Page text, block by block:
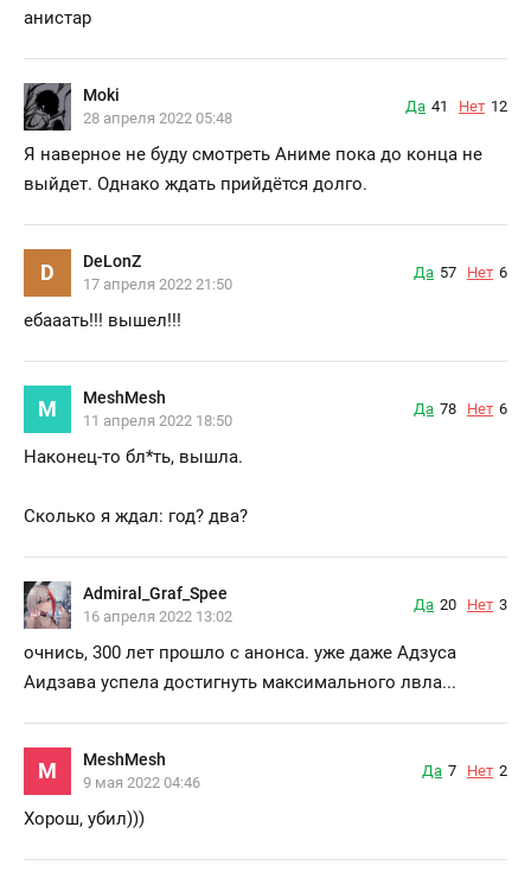
анистар
Moki
28 апреля 2022 05:48
Да 41 Нет 12
Я наверное не буду смотреть Аниме пока до конца не
выйдет. Однако ждать прийдётся долго.
D DeLonZ
17 апреля 2022 21:50
Да 57 Нет 6
eбааать!!! вышел!!!
M MeshMesh
11 апреля 2022 18:50
Да 78 Нет 6
Наконец-то бл*ть, вышла.
Сколько я ждал: год? два?
Admiral_Graf_Spee
16 апреля 2022 13:02
Да 20 Нет 3
очнись, 300 лет прошло с анонса. уже даже Адзуса
Аидзава успела достигнуть максимального лвла...
M MeshMesh
9 мая 2022 04:46
Да 7 Нет 2
Хорош, убил)))